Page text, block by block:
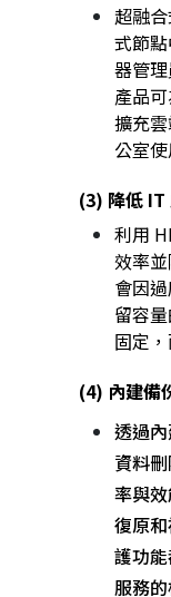
超融
式節
器管
產品
擴充
公室使
(3) 降低 IT
利用
效率
會因
留容
固定
(4) 內建備
透過
資料
率與
復原
護功
服務